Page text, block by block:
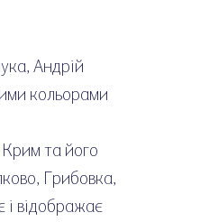
Андрій
кольорами
та його
Грибовка,
і відображає